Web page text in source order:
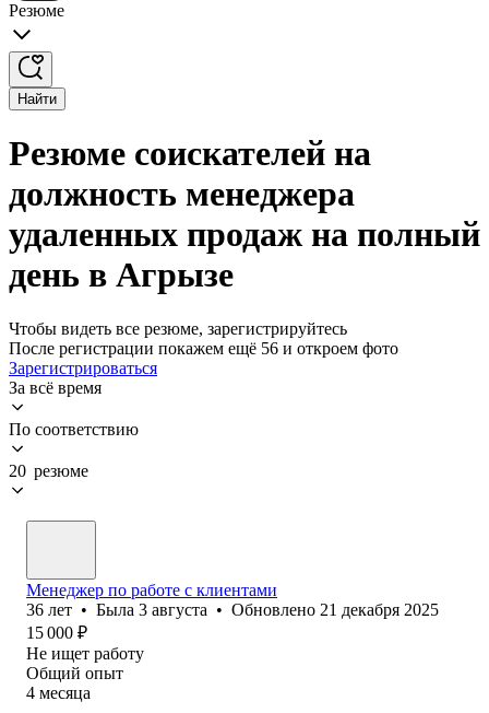
Резюме
Найти
Резюме соискателей на
должность менеджера
удаленных продаж на полный
день в Агрызе
Чтобы видеть все резюме, зарегистрируйтесь
После регистрации покажем ещё 56 и откроем фото
Зарегистрироваться
За всё время
По соответствию
20 резюме
Менеджер по работе с клиентами
36 лет • Была 3 августа • Обновлено 21 декабря 2025
15 000 ₽
Не ищет работу
Общий опыт
4 месяца